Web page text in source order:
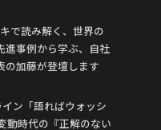
で読み解く、世界の
進事例から学ぶ、自社
の加藤が登壇します
イン「語ればウォッシ
動時代の『正解のない